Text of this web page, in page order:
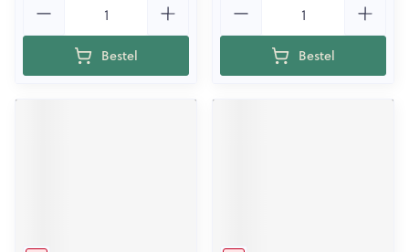
Bestel Bestel